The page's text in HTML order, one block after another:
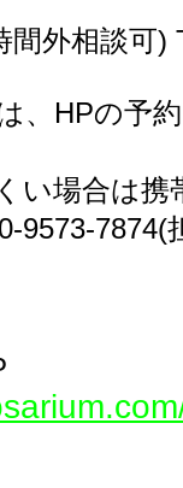
外相談可)
、HPの予
い場合は携
9573-7874(